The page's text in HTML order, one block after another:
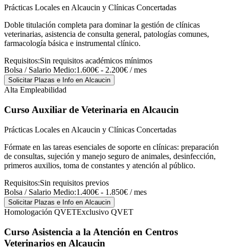
Prácticas Locales en Alcaucin y Clínicas Concertadas
Doble titulación completa para dominar la gestión de clínicas
veterinarias, asistencia de consulta general, patologías comunes,
farmacología básica e instrumental clínico.
Requisitos:Sin requisitos académicos mínimos
Bolsa / Salario Medio:1.600€ - 2.200€ / mes
Solicitar Plazas e Info en Alcaucin
Alta Empleabilidad
Curso Auxiliar de Veterinaria en Alcaucin
Prácticas Locales en Alcaucin y Clínicas Concertadas
Fórmate en las tareas esenciales de soporte en clínicas: preparación
de consultas, sujeción y manejo seguro de animales, desinfección,
primeros auxilios, toma de constantes y atención al público.
Requisitos:Sin requisitos previos
Bolsa / Salario Medio:1.400€ - 1.850€ / mes
Solicitar Plazas e Info en Alcaucin
Homologación QVETExclusivo QVET
Curso Asistencia a la Atención en Centros
Veterinarios en Alcaucin